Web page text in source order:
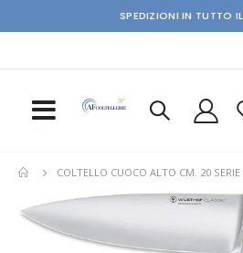
SPEDIZIONI IN TUTTO
COLTELLO CUOCO ALTO CM. 20
Skip
to